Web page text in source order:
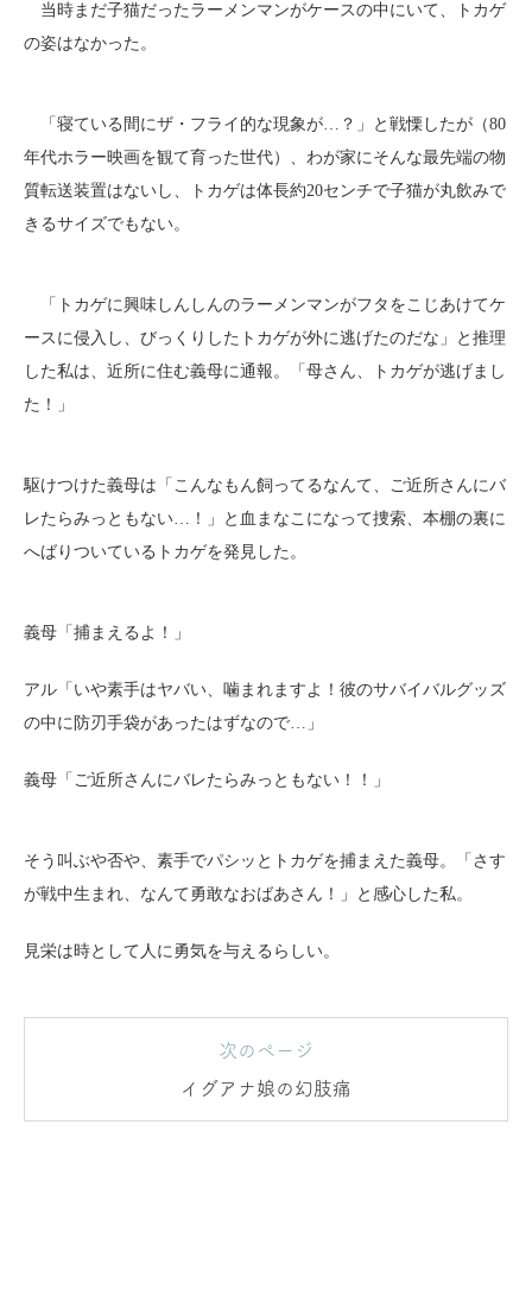
当時まだ子猫だったラーメンマンがケースの中にいて、トカゲ
の姿はなかった。
「寝ている間にザ・フライ的な現象が…？」と戦慄したが（80
年代ホラー映画を観て育った世代）、わが家にそんな最先端の物
質転送装置はないし、トカゲは体長約20センチで子猫が丸飲みで
きるサイズでもない。
「トカゲに興味しんしんのラーメンマンがフタをこじあけてケ
ースに侵入し、びっくりしたトカゲが外に逃げたのだな」と推理
した私は、近所に住む義母に通報。「母さん、トカゲが逃げまし
た！」
駆けつけた義母は「こんなもん飼ってるなんて、ご近所さんにバ
レたらみっともない…！」と血まなこになって捜索、本棚の裏に
へばりついているトカゲを発見した。
義母「捕まえるよ！」
アル「いや素手はヤバい、噛まれますよ！彼のサバイバルグッズ
の中に防刃手袋があったはずなので…」
義母「ご近所さんにバレたらみっともない！！」
そう叫ぶや否や、素手でパシッとトカゲを捕まえた義母。「さす
が戦中生まれ、なんて勇敢なおばあさん！」と感心した私。
見栄は時として人に勇気を与えるらしい。
次のページ
イグアナ娘の幻肢痛